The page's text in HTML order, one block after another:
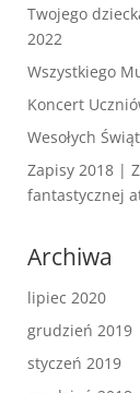
Twojego
2022
Wszystkiego
Koncert
Wesołych Świąt
Zapisy 2018 |
fantastycznej
Archiwa
lipiec 2020
grudzień 2019
styczeń 2019